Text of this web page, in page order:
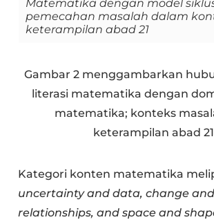
Matematika dengan model
pemecahan masalah dalam
keterampilan abad 21
Gambar 2 menggambarkan
literasi matematika dengan
matematika; konteks
keterampilan abad
Kategori konten matematika
uncertainty and data, change and
relationships, and space and